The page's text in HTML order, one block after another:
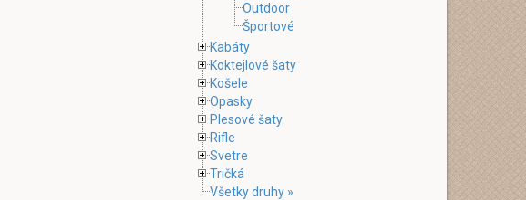
Outdoor
Športové
Kabáty
Koktejlové šaty
Košele
Opasky
Plesové šaty
Rifle
Svetre
Tričká
Všetky druhy »